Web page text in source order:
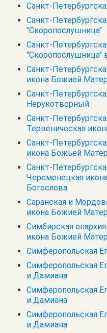
Санкт-
Санкт-
"Скоропослушница"
Санкт-
"Скоропослушница"
Санкт-
икона Божией
Санкт-
Нерукотворный
Санкт-
Тервеническая
Санкт-
икона Божьей
Санкт-
Череменецкая
Богослова
Саранская и
икона Божией
Симбирская
икона Божией
Симферопольская
Симферопольская
и Дамиана
Симферопольская
и Дамиана
Симферопольская
и Дамиана